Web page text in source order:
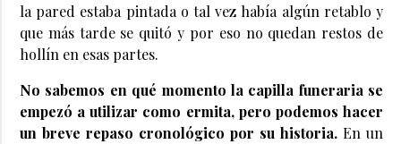
la pared estaba pintada o tal vez había algún retablo y
que más tarde se quitó y por eso no quedan restos de
hollín en esas partes.
No sabemos en qué momento la capilla funeraria se
empezó a utilizar como ermita, pero podemos hacer
un breve repaso cronológico por su historia. En un